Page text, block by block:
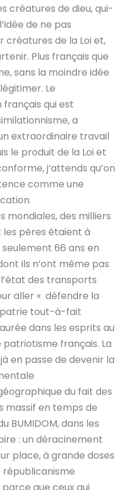
créatures de dieu, qui-
de ne pas
créatures de la Loi et,
Plus français que
sans la moindre idée
Le
qui est
a
extraordinaire travail
le produit de la Loi et
j’attends qu’on
comme une
mondiales, des milliers
les pères étaient à
66 ans en
ils n’ont même pas
des transports
aller « défendre la
patrie tout-à-fait
dans les esprits au
patriotisme français. La
en passe de devenir la
du fait des
massif en temps de
BUMIDOM, dans les
: un déracinement
place, à grande doses
républicanisme
que ceux qui